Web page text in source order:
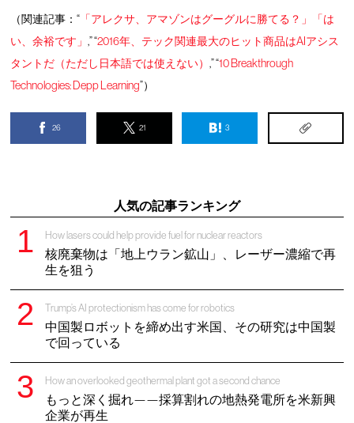
（関連記事：“ 「アレクサ、アマゾンはグーグルに勝てる？」「は
い、余裕です」,” “2016年、テック関連最大のヒット商品はAIアシス
タントだ（ただし日本語では使えない）,” “10 Breakthrough
Technologies: Depp Learning”）
26 21 3
人気の記事ランキング
How lasers could help provide fuel for nuclear reactors
核廃棄物は「地上ウラン鉱山」、レーザー濃縮で再
生を狙う
Trump’s AI protectionism has come for robotics
中国製ロボットを締め出す米国、その研究は中国製
で回っている
How an overlooked geothermal plant got a second chance
もっと深く掘れ——採算割れの地熱発電所を米新興
企業が再生